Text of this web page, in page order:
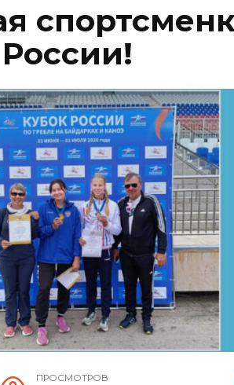
ПРОСМОТРОВ